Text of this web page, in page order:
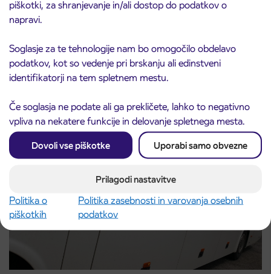
piškotki, za shranjevanje in/ali dostop do podatkov o
napravi.
Soglasje za te tehnologije nam bo omogočilo obdelavo
podatkov, kot so vedenje pri brskanju ali edinstveni
identifikatorji na tem spletnem mestu.
Če soglasja ne podate ali ga prekličete, lahko to negativno
vpliva na nekatere funkcije in delovanje spletnega mesta.
Dovoli vse piškotke Uporabi samo obvezne
Prilagodi nastavitve
Politika o
piškotkih
Politika zasebnosti in varovanja osebnih
podatkov
3. 8. 2026
Predprodaja dijaških subvencioniranih IJPP
vozovnic za šolsko leto 2026/2027 se začne
21. avgusta